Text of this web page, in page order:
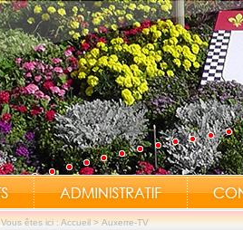
Vous êtes ici :Accueil>Auxerre-TV